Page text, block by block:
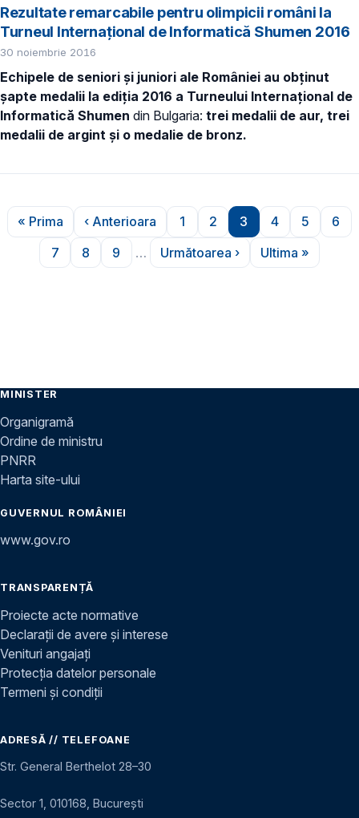
Rezultate remarcabile pentru olimpicii români la
Turneul Internaţional de Informatică Shumen 2016
30 noiembrie 2016
Echipele de seniori și juniori ale României au obţinut
șapte medalii la ediția 2016 a Turneului Internaţional de
Informatică Shumen din Bulgaria: trei medalii de aur, trei
medalii de argint și o medalie de bronz.
Paginare
Prima pagină
« Prima
Pagina anterioară
‹ Anterioara
Pagina
1
Pagina
2
Pagina
3
Pagina
4
Pagina
5 6
Pagina
7
Pagina
8
Pagina
9 …
Pagina următoare
Următoarea ›
Ultima
Ultima »
MINISTER
Organigramă
Ordine de ministru
PNRR
Harta site-ului
GUVERNUL ROMÂNIEI
www.gov.ro
TRANSPARENȚĂ
Proiecte acte normative
Declarații de avere și interese
Venituri angajați
Protecția datelor personale
Termeni și condiții
ADRESĂ // TELEFOANE
Str. General Berthelot 28–30
Sector 1, 010168, București